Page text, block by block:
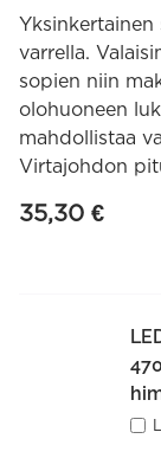
Yksinkertainen
varrella.
sopien niin
olohuoneen
mahdollistaa
Virtajohdon
35,30 €